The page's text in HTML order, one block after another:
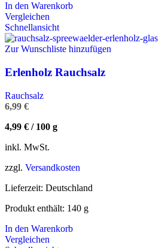
In den Warenkorb
Vergleichen
Schnellansicht
Zur Wunschliste hinzufügen
Erlenholz Rauchsalz
Rauchsalz
6,99 €
4,99 € / 100 g
inkl. MwSt.
zzgl. Versandkosten
Lieferzeit: Deutschland
Produkt enthält: 140 g
In den Warenkorb
Vergleichen